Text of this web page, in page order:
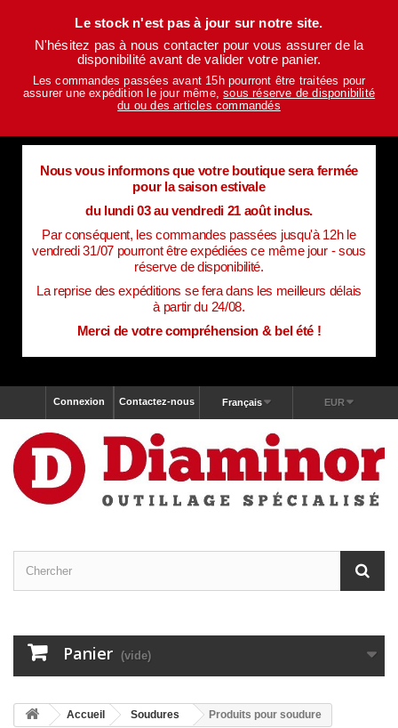
Le stock n'est pas à jour sur notre site.
N'hésitez pas à nous contacter pour vous assurer de la
disponibilité avant de valider votre panier.
Les commandes passées avant 15h pourront être traitées pour
assurer une expédition le jour même,sous réserve de disponibilité
du ou des articles commandés
Nous vous informons que votre boutique sera fermée
pour la saison estivale
du lundi 03 au vendredi 21 août inclus.
Par conséquent, les commandes passées jusqu'à 12h le
vendredi 31/07 pourront être expédiées ce même jour - sous
réserve de disponibilité.
La reprise des expéditions se fera dans les meilleurs délais
à partir du 24/08.
Merci de votre compréhension & bel été !
EUR
Français
Contactez-nous
Connexion
Panier (vide)
Accueil Soudures Produits pour soudure